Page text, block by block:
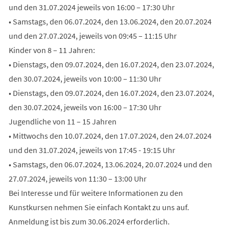
und den 31.07.2024 jeweils von 16:00 – 17:30 Uhr
• Samstags, den 06.07.2024, den 13.06.2024, den 20.07.2024
und den 27.07.2024, jeweils von 09:45 – 11:15 Uhr
Kinder von 8 – 11 Jahren:
• Dienstags, den 09.07.2024, den 16.07.2024, den 23.07.2024,
den 30.07.2024, jeweils von 10:00 – 11:30 Uhr
• Dienstags, den 09.07.2024, den 16.07.2024, den 23.07.2024,
den 30.07.2024, jeweils von 16:00 – 17:30 Uhr
Jugendliche von 11 – 15 Jahren
• Mittwochs den 10.07.2024, den 17.07.2024, den 24.07.2024
und den 31.07.2024, jeweils von 17:45 - 19:15 Uhr
• Samstags, den 06.07.2024, 13.06.2024, 20.07.2024 und den
27.07.2024, jeweils von 11:30 – 13:00 Uhr
Bei Interesse und für weitere Informationen zu den
Kunstkursen nehmen Sie einfach Kontakt zu uns auf.
Anmeldung ist bis zum 30.06.2024 erforderlich.